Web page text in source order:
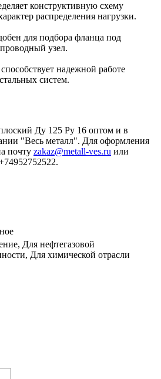
конструктивную схему
распределения нагрузки.
для подбора фланца под
узел.
надежной работе
систем.
Ду 125 Ру 16 оптом и в
"Весь металл". Для оформления
почту zakaz@metall-ves.ru или
Для нефтегазовой
Для химической отрасли